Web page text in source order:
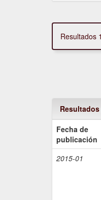
Resultados
Fecha de
publicación
2015-01